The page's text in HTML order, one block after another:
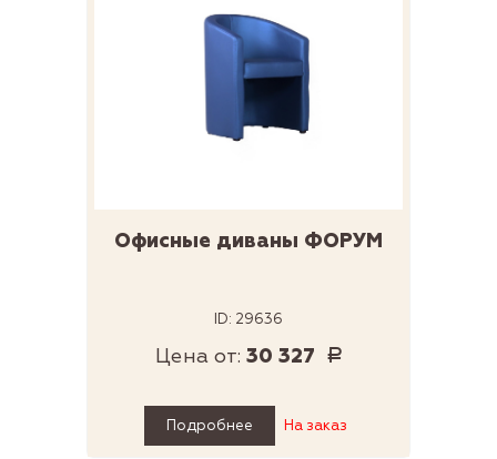
Офисные диваны ФОРУМ
ID: 29636
Цена от: 30 327 Р
Подробнее На заказ